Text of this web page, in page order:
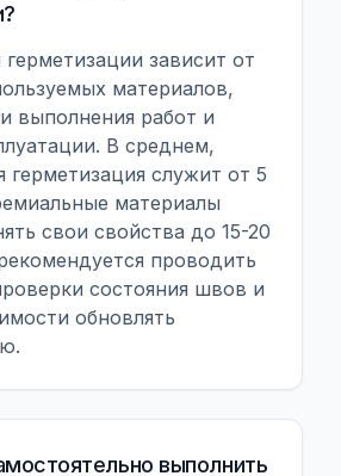
зависит от
материалов,
выполнения работ и
В среднем,
герметизация служит от 5
материалы
свои свойства до 15-20
проводить
состояния швов и
обновлять
выполнить